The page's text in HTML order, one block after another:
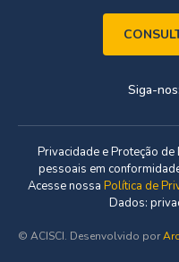
Siga-nos:
Privacidade e Proteção
pessoais em
Acesse nossa Política de
Dados:
© ACISCI. Desenvolvido por